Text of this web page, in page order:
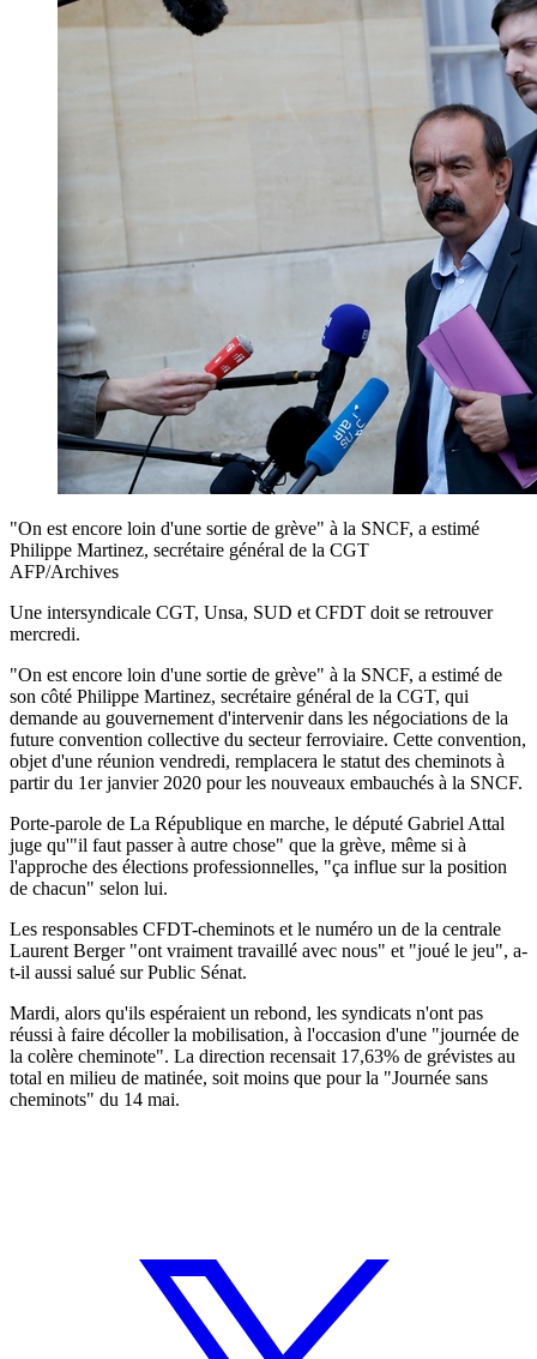
"On est encore loin d'une sortie de grève" à la SNCF, a estimé
Philippe Martinez, secrétaire général de la CGT
AFP/Archives
Une intersyndicale CGT, Unsa, SUD et CFDT doit se retrouver
mercredi.
"On est encore loin d'une sortie de grève" à la SNCF, a estimé de
son côté Philippe Martinez, secrétaire général de la CGT, qui
demande au gouvernement d'intervenir dans les négociations de la
future convention collective du secteur ferroviaire. Cette convention,
objet d'une réunion vendredi, remplacera le statut des cheminots à
partir du 1er janvier 2020 pour les nouveaux embauchés à la SNCF.
Porte-parole de La République en marche, le député Gabriel Attal
juge qu'"il faut passer à autre chose" que la grève, même si à
l'approche des élections professionnelles, "ça influe sur la position
de chacun" selon lui.
Les responsables CFDT-cheminots et le numéro un de la centrale
Laurent Berger "ont vraiment travaillé avec nous" et "joué le jeu", a-
t-il aussi salué sur Public Sénat.
Mardi, alors qu'ils espéraient un rebond, les syndicats n'ont pas
réussi à faire décoller la mobilisation, à l'occasion d'une "journée de
la colère cheminote". La direction recensait 17,63% de grévistes au
total en milieu de matinée, soit moins que pour la "Journée sans
cheminots" du 14 mai.